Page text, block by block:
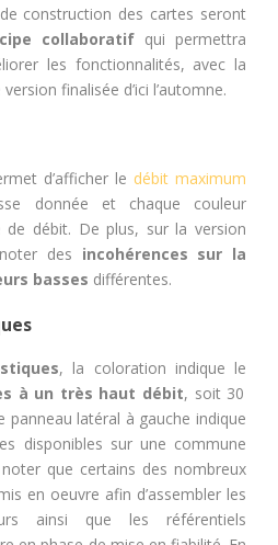
construction des cartes seront
collaboratifqui permettra
les fonctionnalités, avec la
finalisée d’ici l’automne.
d’afficher le débit maximum
donnée et chaque couleur
de débit. De plus, sur la version
des incohérences sur la
basses différentes.
, la coloration indique le
à un très haut débit, soit 30
panneau latéral à gauche indique
disponibles sur une commune
que certains des nombreux
en oeuvre afin d’assembler les
ainsi que les référentiels